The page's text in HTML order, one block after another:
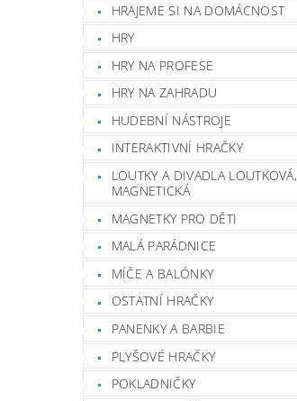
HRAJEME SI NA DOMÁCNOST
HRY
HRY NA PROFESE
HRY NA ZAHRADU
HUDEBNÍ NÁSTROJE
INTERAKTIVNÍ HRAČKY
LOUTKY A DIVADLA LOUTKOVÁ,
MAGNETICKÁ
MAGNETKY PRO DĚTI
MALÁ PARÁDNICE
MÍČE A BALÓNKY
OSTATNÍ HRAČKY
PANENKY A BARBIE
PLYŠOVÉ HRAČKY
POKLADNIČKY